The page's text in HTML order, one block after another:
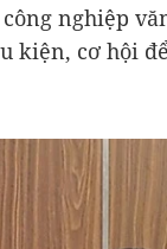
nghiệp
kiện, cơ hội